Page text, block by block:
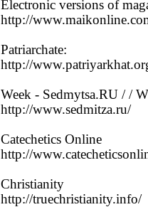
Electronic versions of
http://
Patriarchate:
http://
Week - Sedmytsa.RU / /
http://www.sedmitza.ru/
Catechetics Online
http://
Christianity
http://truechristianity.info/